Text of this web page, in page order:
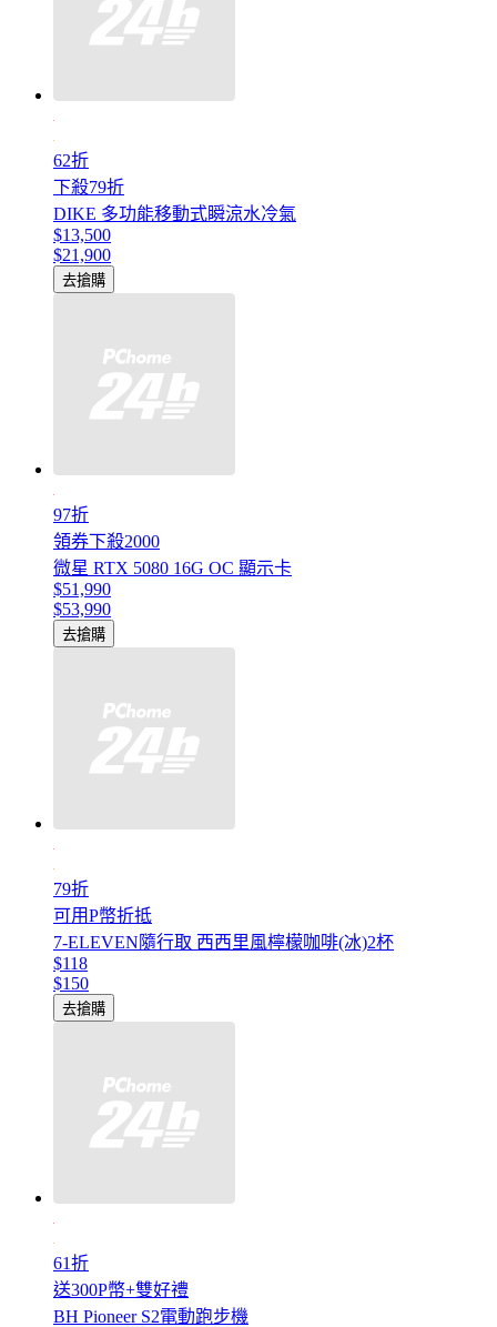
62折
下殺79折
DIKE 多功能移動式瞬涼水冷氣
$13,500
$21,900
去搶購
97折
領券下殺2000
微星 RTX 5080 16G OC 顯示卡
$51,990
$53,990
去搶購
79折
可用P幣折抵
7-ELEVEN隨行取 西西里風檸檬咖啡(冰)2杯
$118
$150
去搶購
61折
送300P幣+雙好禮
BH Pioneer S2電動跑步機